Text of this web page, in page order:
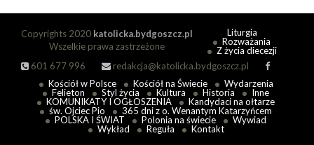
Copyrights 2020 katolicka.bydgoszcz.pl
Wszelkie prawa zastrzeżone
601 677 996
redakcja@katolicka.bydgoszcz.pl
Liturgia
Rozważania
Z życia diecezji
Kościół w Polsce Kościół na Świecie
Wydarzenia
Felieton
Styl życia Kultura Historia
Inne
KOMUNIKATY I OGŁOSZENIA
Kandydaci na ołtarze
św. Ojciec Pio
365 dni z o. Wenantym Katarzyńcem
POLSKA I ŚWIAT
Polonia na świecie
Wywiad
Wykład
Reguła Kontakt